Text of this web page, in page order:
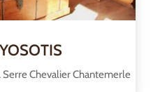
Serre Chevalier Chantemerle